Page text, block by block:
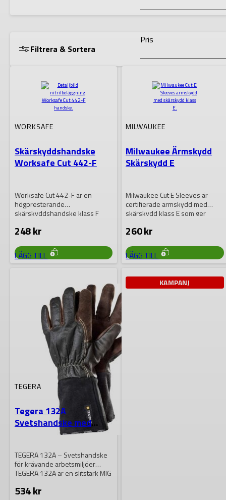
Filtrera & Sortera
Pris
Lagerstatus
WORKSAFE
Skärskyddshandske
Worksafe Cut 442-F
Worksafe Cut 442-F är en
högpresterande
skärskyddshandske klass F
skärmotstånd med komfort…
248kr
LÄGG TILL
DEN
HÄR
PRODUKTEN
VARIANTER.
DE
OLIKA
ALTERNATIVEN
KAN
VÄLJAS
PÅ
PRODUKTSIDAN
MILWAUKEE
Milwaukee Ärmskydd
Skärskydd E
Milwaukee Cut E Sleeves är
certifierade armskydd med
skärskydd klass E som ger
260kr
LÄGG TILL
DEN
HÄR
PRODUKTEN
FLERA
VARIANTER.
TEGERA
Tegera 132A
Svetshandske med
skärskydd C
TEGERA 132A – Svetshandske
för krävande arbetsmiljöer
TEGERA 132A är en slitstark MIG
534kr
KAMPANJ